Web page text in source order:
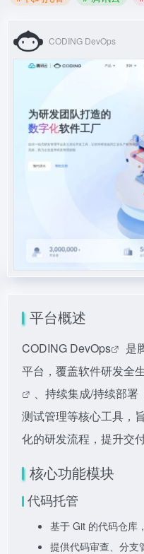
CODING DevOps
平台概述
CODING DevOps 是
平台，覆盖软件研发全
、持续集成/持续部署
测试管理等核心工具，
化的研发流程，提升交
核心功能模块
代码托管
基于 Git 的代码仓库
提供代码审查、分支